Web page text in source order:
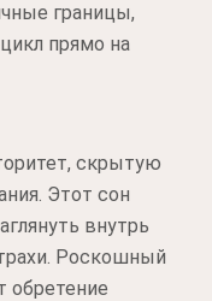
границы,
прямо на
скрытую
Этот сон
внутрь
Роскошный
обретение